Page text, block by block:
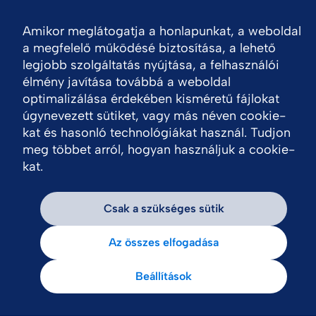
Amikor meglátogatja a honlapunkat, a weboldal
a megfelelő működésé biztosítása, a lehető
legjobb szolgáltatás nyújtása, a felhasználói
élmény javítása továbbá a weboldal
optimalizálása érdekében kisméretű fájlokat
úgynevezett sütiket, vagy más néven cookie-
kat és hasonló technológiákat használ. Tudjon
meg többet arról, hogyan használjuk a cookie-
kat.
Csak a szükséges sütik
Az összes elfogadása
Beállítások